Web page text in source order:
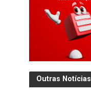
Outras Notícias